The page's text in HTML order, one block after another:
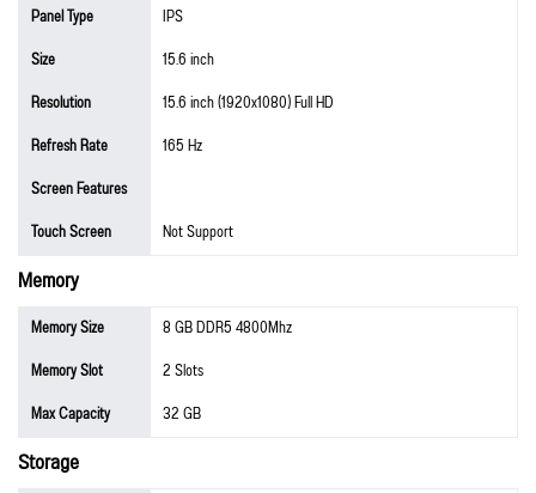
Panel Type
IPS
Size
15.6 inch
Resolution
15.6 inch (1920x1080) Full HD
Refresh Rate
165 Hz
Screen Features
Touch Screen
Not Support
Memory
Memory Size
8 GB DDR5 4800Mhz
Memory Slot
2 Slots
Max Capacity
32 GB
Storage